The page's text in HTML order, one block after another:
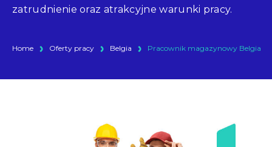
zatrudnienie oraz atrakcyjne warunki pracy.
Home Oferty pracy Belgia Pracownik magazynowy Belgia